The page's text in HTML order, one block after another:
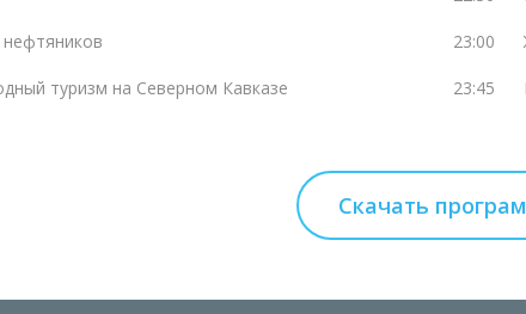
туризм на Северном Кавказе
23:00
23:45
Скачать